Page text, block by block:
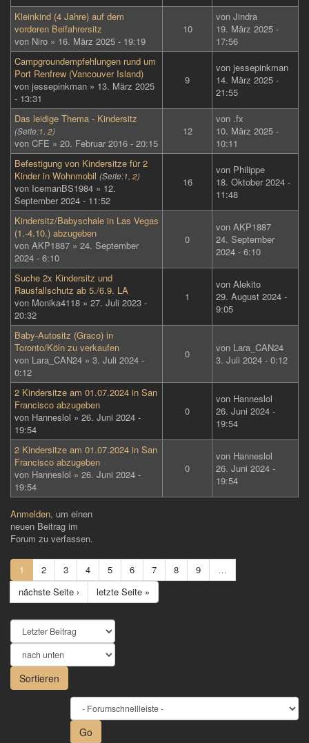
Kleinkind (4 Jahre) auf dem
vorderen Beifahrersitz
von Niro » 16. März 2025 - 19:19
10
von Jindra
19. März 2025 -
17:56
Campgroundempfehlungen rund um
Port Renfrew (Vancouver Island)
von jessepinkman » 13. März 2025
- 13:31
9
von jessepinkman
14. März 2025 -
21:55
Das leidige Thema - Kindersitz
(Seite:1 2)
von CFE » 20. Februar 2016 - 20:15
12
von .fx
10. März 2025 -
10:11
Befestigung von Kindersitze für 2
Kinder in Wohnmobil (Seite:1, 2)
von IcemanBS1984 » 12.
September 2024 - 11:52
16
von Philippe
18. Oktober 2024 -
11:48
Kindersitz/Babyschale in Las Vegas
(1.-4.10.) abzugeben
von AKP1887 » 24. September
2024 - 6:10
0
von AKP1887
24. September
2024 - 6:10
Suche 2x Kindersitz und
Rausfallschutz ab 5./6.9. LA
von Monika4118 » 27. Juli 2023 -
20:32
1
von Alekito
29. August 2024 -
9:05
Baby-Autositz (Graco) in
Toronto/Köln zu verkaufen
von Lara_CAN24 » 3. Juli 2024 -
0:12
0 von Lara_CAN24
3. Juli 2024 - 0:12
2 Kindersitze am 01.07.2024 in San
Francisco abzugeben
von Hanneslol » 26. Juni 2024 -
19:54
0
von Hanneslol
26. Juni 2024 -
19:54
2 Kindersitze am 01.07.2024 in San
Francisco abzugeben
von Hanneslol » 26. Juni 2024 -
19:54
0
von Hanneslol
26. Juni 2024 -
19:54
Anmelden, um einen
neuen Beitrag im
Forum zu verfassen.
1 2 3 4 5 6 7 8 9
…
nächste Seite ›
letzte Seite »
Sortieren
nach
Sortieren
Sortieren
Go